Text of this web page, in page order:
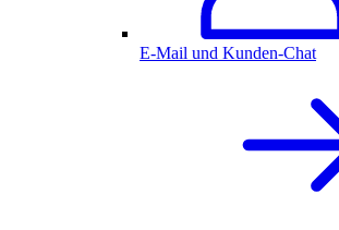
E-Mail und Kunden-Chat